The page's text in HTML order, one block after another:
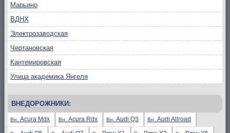
Марьино
ВДНХ
Электрозаводская
Чертановская
Кантемировская
Улица академика Янгеля
ВНЕДОРОЖНИКИ:
Вн. Acura Mdx Вн. Acura Rdx Вн. Audi Q3 Вн. Audi Allroad